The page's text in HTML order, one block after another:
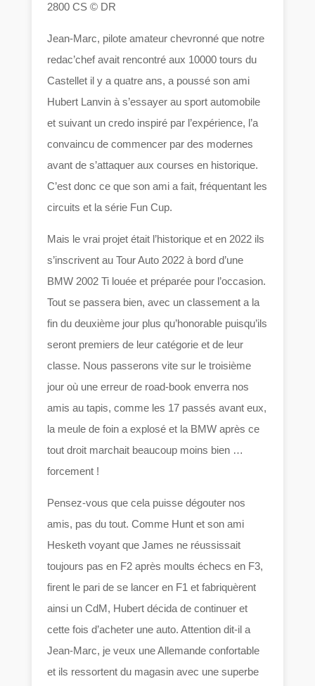
2800 CS © DR
Jean-Marc, pilote amateur chevronné que notre
redac’chef avait rencontré aux 10000 tours du
Castellet il y a quatre ans, a poussé son ami
Hubert Lanvin à s’essayer au sport automobile
et suivant un credo inspiré par l’expérience, l’a
convaincu de commencer par des modernes
avant de s’attaquer aux courses en historique.
C’est donc ce que son ami a fait, fréquentant les
circuits et la série Fun Cup.
Mais le vrai projet était l’historique et en 2022 ils
s’inscrivent au Tour Auto 2022 à bord d’une
BMW 2002 Ti louée et préparée pour l’occasion.
Tout se passera bien, avec un classement a la
fin du deuxième jour plus qu’honorable puisqu’ils
seront premiers de leur catégorie et de leur
classe. Nous passerons vite sur le troisième
jour où une erreur de road-book enverra nos
amis au tapis, comme les 17 passés avant eux,
la meule de foin a explosé et la BMW après ce
tout droit marchait beaucoup moins bien …
forcement !
Pensez-vous que cela puisse dégouter nos
amis, pas du tout. Comme Hunt et son ami
Hesketh voyant que James ne réussissait
toujours pas en F2 après moults échecs en F3,
firent le pari de se lancer en F1 et fabriquèrent
ainsi un CdM, Hubert décida de continuer et
cette fois d’acheter une auto. Attention dit-il a
Jean-Marc, je veux une Allemande confortable
et ils ressortent du magasin avec une superbe